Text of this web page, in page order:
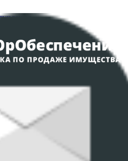
и проведения торгов
обработки персональных
ОБРАБОТКИ COOKIE-